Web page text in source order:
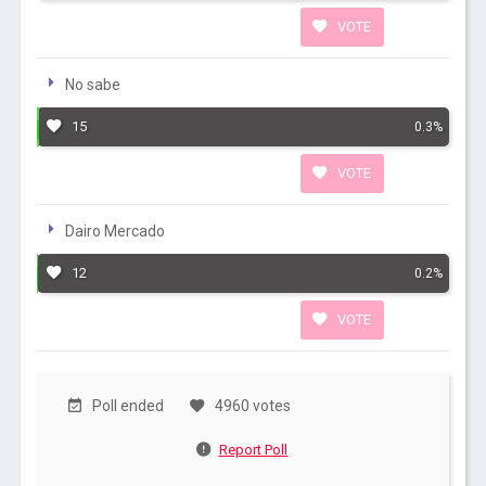
VOTE
No sabe
15 0.3%
VOTE
Dairo Mercado
12 0.2%
VOTE
Poll ended 4960 votes
Report Poll